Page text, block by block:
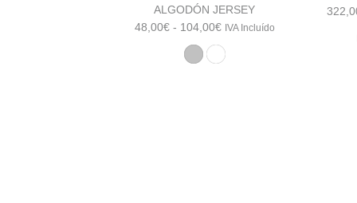
ALGODÓN JERSEY
48,00€ - 104,00€Rango
de
precios:
IVA Incluído